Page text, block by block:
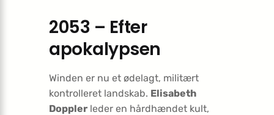
2053 – Efter
apokalypsen
Winden er nu et ødelagt, militært
kontrolleret landskab. Elisabeth
Doppler leder en hårdhændet kult,